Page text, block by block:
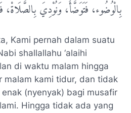
بِالْوُضُوء، فَتَوَضَّأَ، وَنُوْدِيَ بِالصَّلَاةْ،
Kami pernah dalam suatu
shallallahu ‘alaihi
di waktu malam hingga
malam kami tidur, dan tidak
(nyenyak) bagi musafir
Hingga tidak ada yang